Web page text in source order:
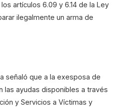
artículos 6.09 y 6.14 de la Ley
ilegalmente un arma de
señaló que a la exesposa de
las ayudas disponibles a través
y Servicios a Víctimas y